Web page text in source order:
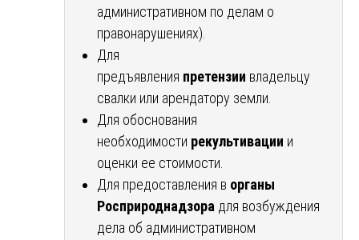
административном по делам о
правонарушениях).
Для
предъявления претензии владельцу
свалки или арендатору земли.
Для обоснования
необходимости рекультивации и
оценки ее стоимости.
Для предоставления в органы
Росприроднадзора для возбуждения
дела об административном